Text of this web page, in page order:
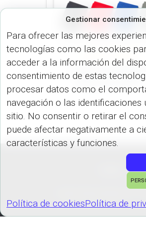
Gestionar
Para ofrecer las mejores
tecnologías como las cookies
acceder a la información del
consentimiento de estas
procesar datos como el
navegación o las identificaciones
sitio. No consentir o retirar el
puede afectar negativamente a
características y funciones.
Política de cookiesPolítica de
LIBRETAS (OFICINA)
Libreta sin
Marcel OF-587-1